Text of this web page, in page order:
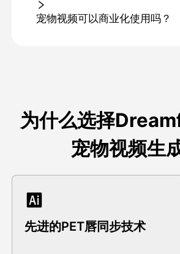
宠物视频可以商业化使用吗？
为什么选择
宠物视频生
先进的PET唇同步技术